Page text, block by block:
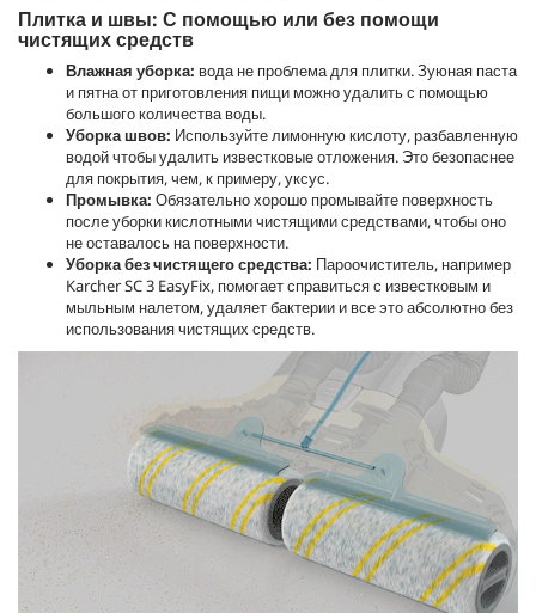
Плитка и швы: С помощью или без помощи
чистящих средств
Влажная уборка: вода не проблема для плитки. Зуюная паста
и пятна от приготовления пищи можно удалить с помощью
большого количества воды.
Уборка швов: Используйте лимонную кислоту, разбавленную
водой чтобы удалить известковые отложения. Это безопаснее
для покрытия, чем, к примеру, уксус.
Промывка: Обязательно хорошо промывайте поверхность
после уборки кислотными чистящими средствами, чтобы оно
не оставалось на поверхности.
Уборка без чистящего средства: Пароочиститель, например
Karcher SC 3 EasyFix, помогает справиться с известковым и
мыльным налетом, удаляет бактерии и все это абсолютно без
использования чистящих средств.